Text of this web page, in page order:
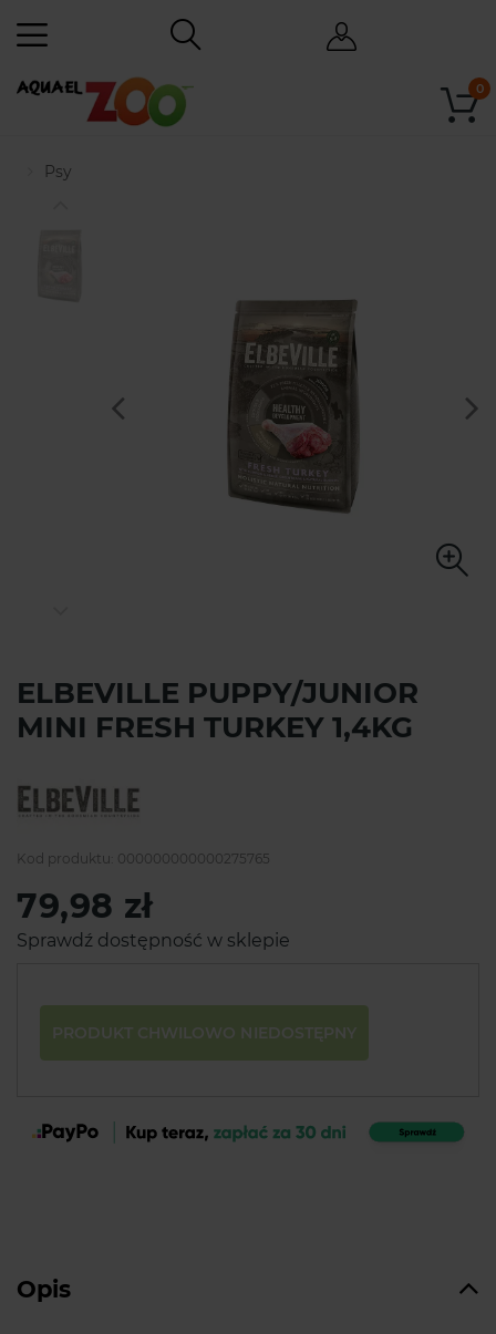
0
Psy
ELBEVILLE PUPPY/JUNIOR
MINI FRESH TURKEY 1,4KG
Kod produktu: 000000000000275765
79,98 zł
Sprawdź dostępność w sklepie
PRODUKT CHWILOWO NIEDOSTĘPNY
Opis